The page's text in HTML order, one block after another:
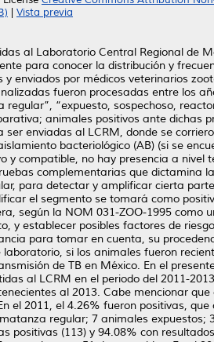
Vista previa
al Laboratorio Central Regional de
para conocer la distribución y
y enviados por médicos veterinarios
fueron procesadas entre los
regular”, “expuesto, sospechoso,
animales positivos ante dichas
enviadas al LCRM, donde se
bacteriológico (AB) (si se
y compatible, no hay presencia a
complementarias que dictamina
para detectar y amplificar cierta
el segmento se tomará como
según la NOM 031-ZOO-1995
y establecer posibles factores de
para tomar en cuenta, su
si los animales fueron
de TB en México. En el
al LCRM en el periodo del 2011-
al 2013. Cabe mencionar
el 2011, el 4.26% fueron positivas,
regular; 7 animales expuestos;
positivas (113) y 94.08% con